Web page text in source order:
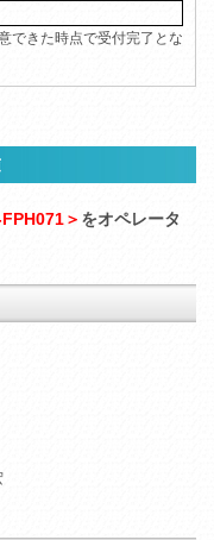
できた時点で受付完了とな
＞ をオペレータ